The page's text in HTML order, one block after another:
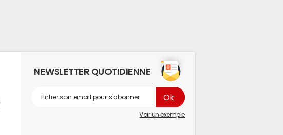
NEWSLETTER QUOTIDIENNE
Voir un exemple